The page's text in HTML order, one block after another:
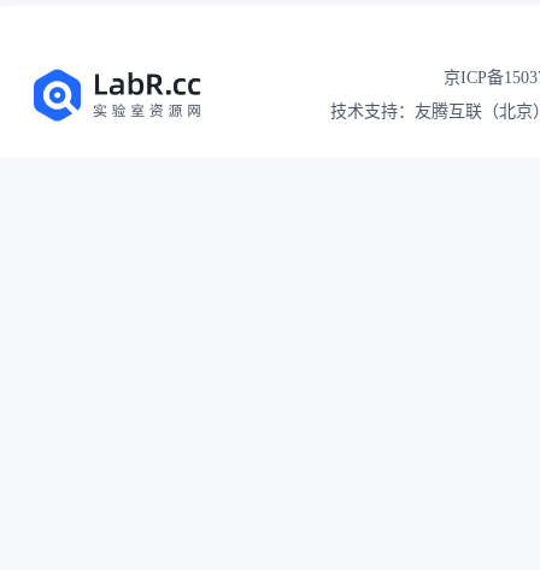
京ICP备
技术支持：友腾互联（北京